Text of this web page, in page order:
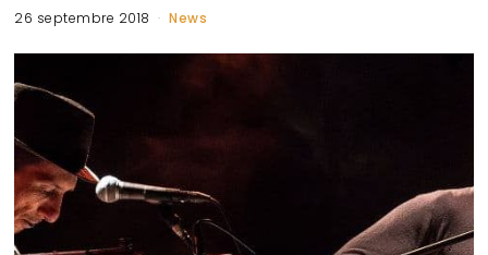
26 septembre 2018 News